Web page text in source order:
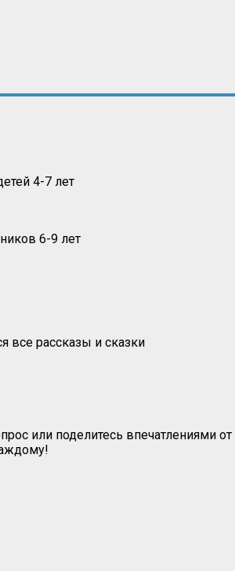
4-7 лет
6-9 лет
все рассказы и сказки
или поделитесь впечатлениями от